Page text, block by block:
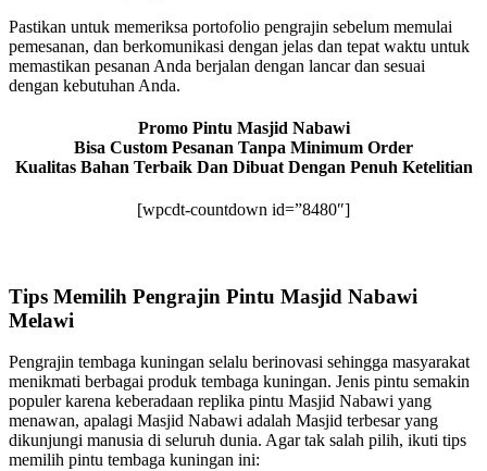
Pastikan untuk memeriksa portofolio pengrajin sebelum memulai
pemesanan, dan berkomunikasi dengan jelas dan tepat waktu untuk
memastikan pesanan Anda berjalan dengan lancar dan sesuai
dengan kebutuhan Anda.
Promo Pintu Masjid Nabawi
Bisa Custom Pesanan Tanpa Minimum Order
Kualitas Bahan Terbaik Dan Dibuat Dengan Penuh Ketelitian
[wpcdt-countdown id=”8480″]
Tips Memilih Pengrajin Pintu Masjid Nabawi
Melawi
Pengrajin tembaga kuningan selalu berinovasi sehingga masyarakat
menikmati berbagai produk tembaga kuningan. Jenis pintu semakin
populer karena keberadaan replika pintu Masjid Nabawi yang
menawan, apalagi Masjid Nabawi adalah Masjid terbesar yang
dikunjungi manusia di seluruh dunia. Agar tak salah pilih, ikuti tips
memilih pintu tembaga kuningan ini: